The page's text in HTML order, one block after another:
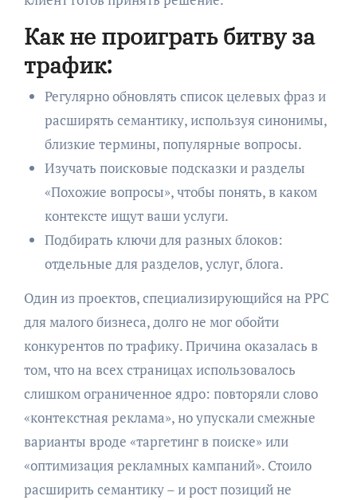
Как не проиграть битву за
трафик:
Регулярно обновлять список целевых фраз и
расширять семантику, используя синонимы,
близкие термины, популярные вопросы.
Изучать поисковые подсказки и разделы
«Похожие вопросы», чтобы понять, в каком
контексте ищут ваши услуги.
Подбирать ключи для разных блоков:
отдельные для разделов, услуг, блога.
Один из проектов, специализирующийся на PPC
для малого бизнеса, долго не мог обойти
конкурентов по трафику. Причина оказалась в
том, что на всех страницах использовалось
слишком ограниченное ядро: повторяли слово
«контекстная реклама», но упускали смежные
варианты вроде «таргетинг в поиске» или
«оптимизация рекламных кампаний». Стоило
расширить семантику – и рост позиций не